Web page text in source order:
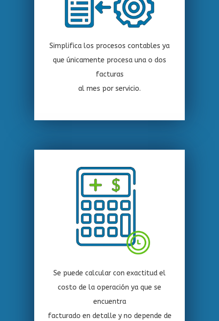
Simplifica los procesos contables ya
que únicamente procesa una o dos
facturas
al mes por servicio.
Se puede calcular con exactitud el
costo de la operación ya que se
encuentra
facturado en detalle y no depende de